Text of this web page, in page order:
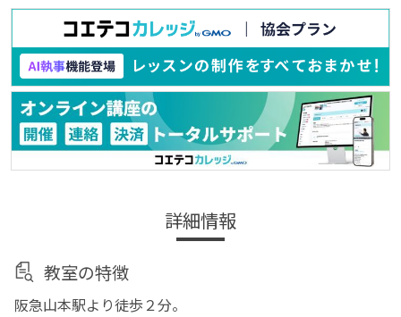
詳細情報
教室の特徴
阪急山本駅より徒歩２分。